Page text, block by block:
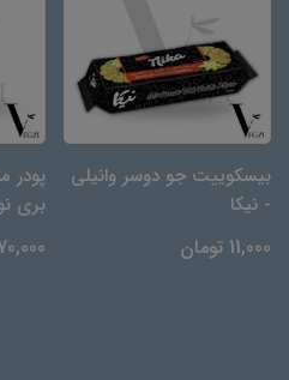
بیسکوییت جو دوسر وانیلی
- نیکا
11,000 تومان
پودر
بری
170,000